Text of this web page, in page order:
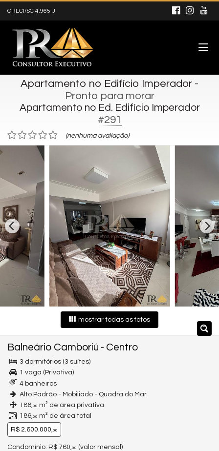
CRECI/SC 4.965-J
Apartamento no Edifício Imperador -
Pronto para morar
Apartamento no Ed. Edifício Imperador
#291
(nenhuma avaliação)
mostrar todas as fotos
Balneário Camboriú - Centro
3 dormitórios (3 suítes)
1 vaga (Privativa)
4 banheiros
Alto Padrão - Mobiliado - Quadra do Mar
186,00 m² de área privativa
186,00 m² de área total
R$ 2.600.000,00
Condomínio: R$ 760, 00 (valor mensal)